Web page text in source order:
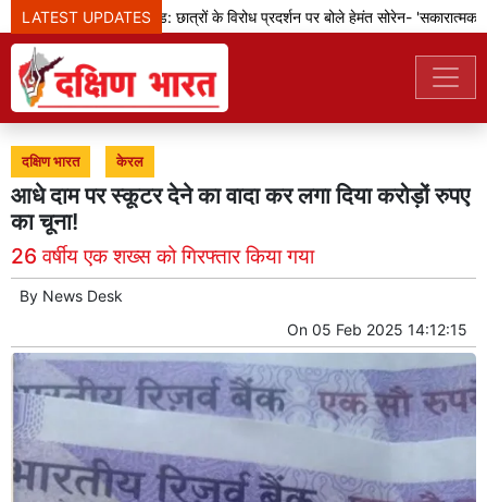
LATEST UPDATESझारखंड: छात्रों के विरोध प्रदर्शन पर बोले हेमंत सोरेन- 'सकारात्मक
दक्षिण भारत केरल
आधे दाम पर स्कूटर देने का वादा कर लगा दिया करोड़ों रुपए
का चूना!
26 वर्षीय एक शख्स को गिरफ्तार किया गया
By News Desk
On 05 Feb 2025 14:12:15